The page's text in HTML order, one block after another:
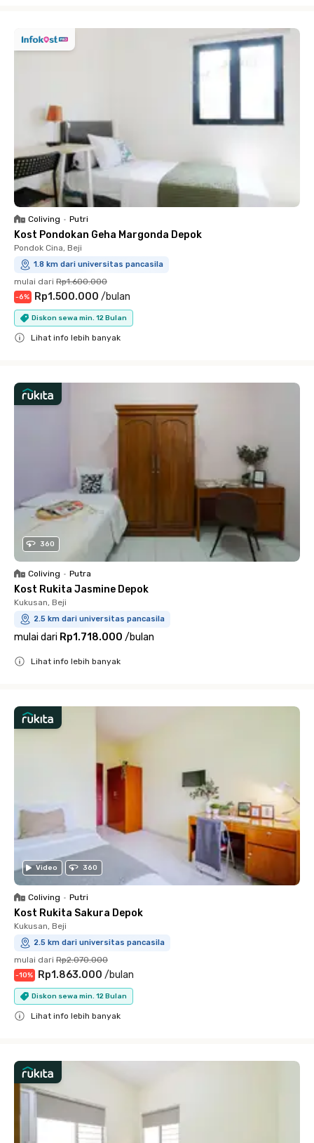
Coliving • Putri
Kost Pondokan Geha Margonda Depok
Pondok Cina, Beji
1.8 km dari universitas pancasila
mulai dari Rp1.600.000
-6% Rp1.500.000 /bulan
Diskon sewa min. 12 Bulan
Lihat info lebih banyak
360
Coliving • Putra
Kost Rukita Jasmine Depok
Kukusan, Beji
2.5 km dari universitas pancasila
mulai dari Rp1.718.000 /bulan
Lihat info lebih banyak
Video 360
Coliving • Putri
Kost Rukita Sakura Depok
Kukusan, Beji
2.5 km dari universitas pancasila
mulai dari Rp2.070.000
-10% Rp1.863.000 /bulan
Diskon sewa min. 12 Bulan
Lihat info lebih banyak